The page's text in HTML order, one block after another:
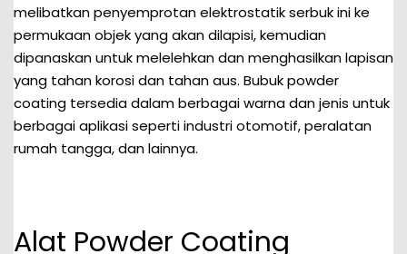
melibatkan penyemprotan elektrostatik serbuk ini ke
permukaan objek yang akan dilapisi, kemudian
dipanaskan untuk melelehkan dan menghasilkan lapisan
yang tahan korosi dan tahan aus. Bubuk powder
coating tersedia dalam berbagai warna dan jenis untuk
berbagai aplikasi seperti industri otomotif, peralatan
rumah tangga, dan lainnya.
Alat Powder Coating